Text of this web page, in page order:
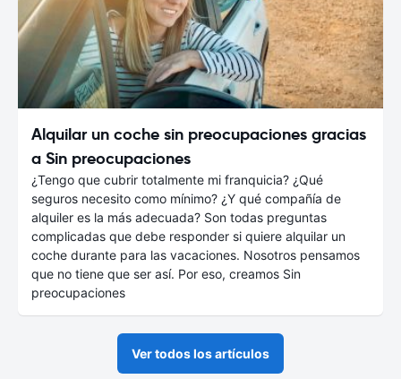
Alquilar un coche sin preocupaciones gracias
a Sin preocupaciones
¿Tengo que cubrir totalmente mi franquicia? ¿Qué
seguros necesito como mínimo? ¿Y qué compañía de
alquiler es la más adecuada? Son todas preguntas
complicadas que debe responder si quiere alquilar un
coche durante para las vacaciones. Nosotros pensamos
que no tiene que ser así. Por eso, creamos Sin
preocupaciones
Ver todos los artículos